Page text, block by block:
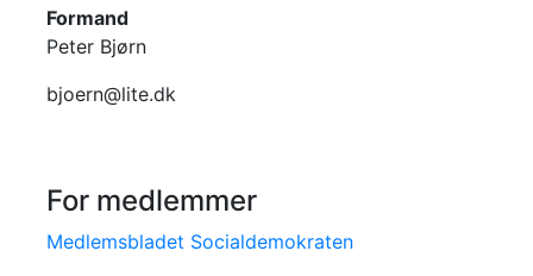
Formand
Peter Bjørn
bjoern@lite.dk
For medlemmer
Medlemsbladet Socialdemokraten